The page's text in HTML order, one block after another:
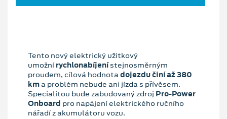
Tento nový elektrický užitkový
umožní rychlonabíjenístejnosměrným
proudem, cílová hodnota dojezdu činí až 380
kma problém nebude ani jízda s přívěsem.
Specialitou bude zabudovaný zdroj Pro-Power
Onboard pro napájení elektrického ručního
nářadí z akumulátoru vozu.